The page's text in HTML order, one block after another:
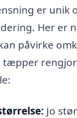
er unik
Her er
påvirke
tæpper
Jo